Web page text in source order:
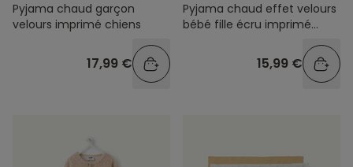
Pyjama chaud garçon
velours imprimé chiens
17,99 €
Pyjama chaud effet velours
bébé fille écru imprimé
15,99 €